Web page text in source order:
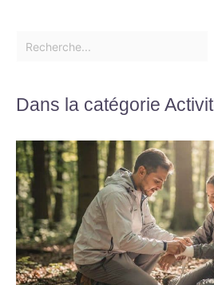
Dans la catégorie